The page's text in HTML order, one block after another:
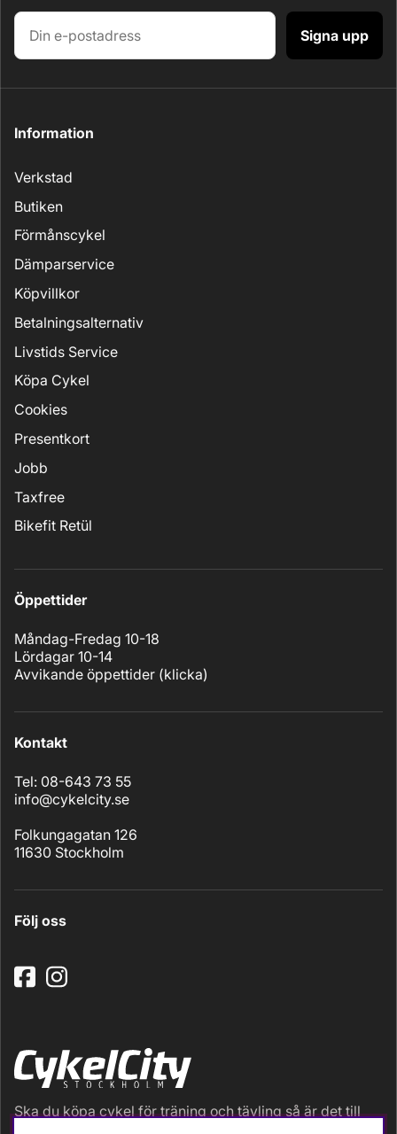
Signa upp
Information
Verkstad
Butiken
Förmånscykel
Dämparservice
Köpvillkor
Betalningsalternativ
Livstids Service
Köpa Cykel
Cookies
Presentkort
Jobb
Taxfree
Bikefit Retül
Öppettider
Måndag-Fredag 10-18
Lördagar 10-14
Avvikande öppettider (klicka)
Kontakt
Tel: 08-643 73 55
info@cykelcity.se
Folkungagatan 126
11630 Stockholm
Följ oss
Ska du köpa cykel för träning och tävling så är det till